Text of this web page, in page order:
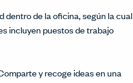
dentro de la oficina, según la cual
incluyen puestos de trabajo
y recoge ideas en una